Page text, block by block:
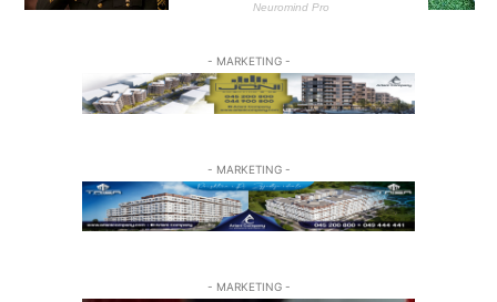
- MARKETING -
- MARKETING -
- MARKETING -